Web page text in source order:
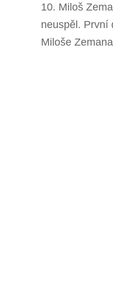
10. Miloš
neuspěl. První
Miloše